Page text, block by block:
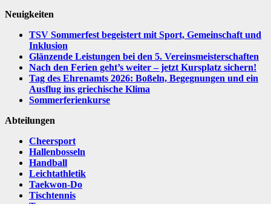
Neuigkeiten
TSV Sommerfest begeistert mit Sport, Gemeinschaft und
Inklusion
Glänzende Leistungen bei den 5. Vereinsmeisterschaften
Nach den Ferien geht’s weiter – jetzt Kursplatz sichern!
Tag des Ehrenamts 2026: Boßeln, Begegnungen und ein
Ausflug ins griechische Klima
Sommerferienkurse
Abteilungen
Cheersport
Hallenbosseln
Handball
Leichtathletik
Taekwon-Do
Tischtennis